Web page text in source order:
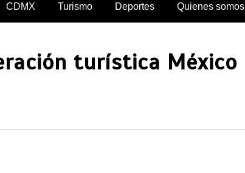
CDMX Turismo Deportes Quienes somos
turística México